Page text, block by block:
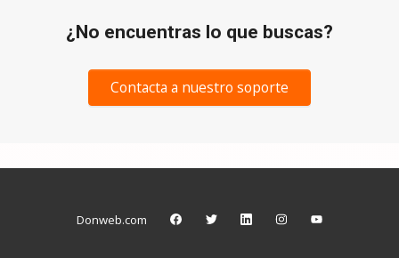
¿No encuentras lo que buscas?
Contacta a nuestro soporte
Donweb.com